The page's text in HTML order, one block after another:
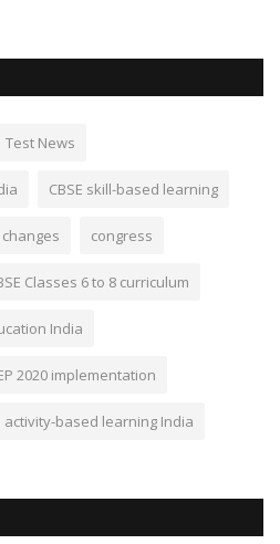
Test News
CBSE skill-based learning
changes congress
Classes 6 to 8 curriculum
India
2020 implementation
activity-based learning India